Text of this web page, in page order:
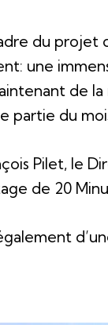
du projet
une
de
partie du
Pilet, le
de 20